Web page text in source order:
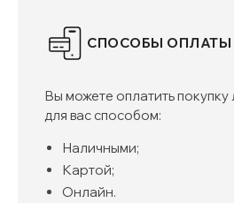
СПОСОБЫ ОПЛАТЫ
Вы можете оплатить
для вас способом:
Наличными;
Картой;
Онлайн.